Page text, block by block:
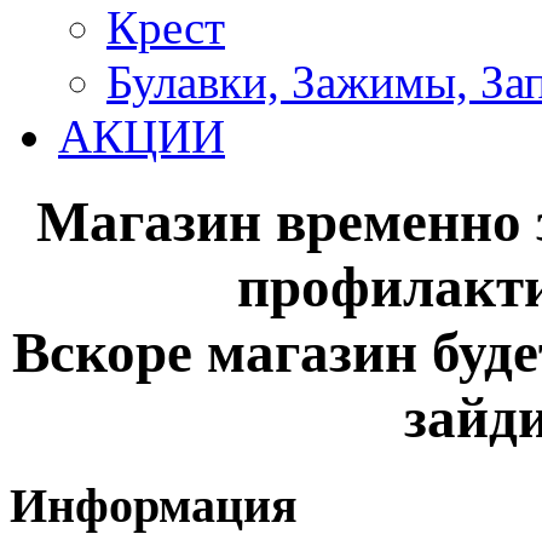
Крест
Булавки, Зажимы,
АКЦИИ
Магазин
Вскоре магазин
Информация